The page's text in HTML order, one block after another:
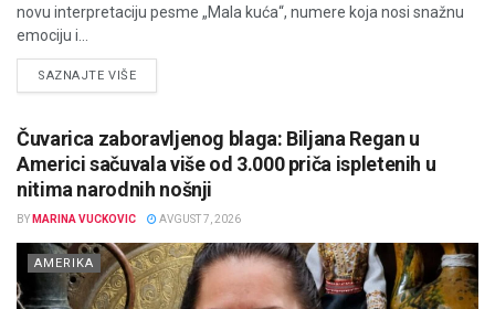
novu interpretaciju pesme „Mala kuća“, numere koja nosi snažnu
emociju i...
SAZNAJTE VIŠEDETAILS
Čuvarica zaboravljenog blaga: Biljana Regan u
Americi sačuvala više od 3.000 priča ispletenih u
nitima narodnih nošnji
BY MARINA VUCKOVIC AVGUST 7, 2026
AMERIKA